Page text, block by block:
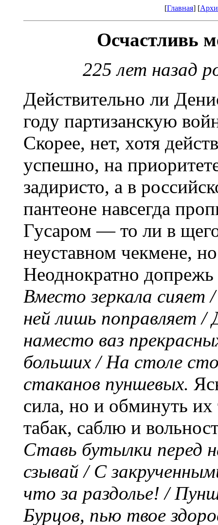
[Главная] [
Осчастливь
225 лет назад
Действительно ли
году партизанскую
Скорее, нет, хотя
успешно, на
задиристо, а в
пантеоне навсегда
Гусаром — то ли в
неуставном чекмене,
Неоднократно
Вместо зеркала сияет
ней лишь поправляет /
наместо ваз
больших / На столе
стаканов пуншевых.
сила, но и обминуть
табак, саблю и
Ставь бутылки перед
сзывай / С
что за раздолье! /
Бурцов, пью твое